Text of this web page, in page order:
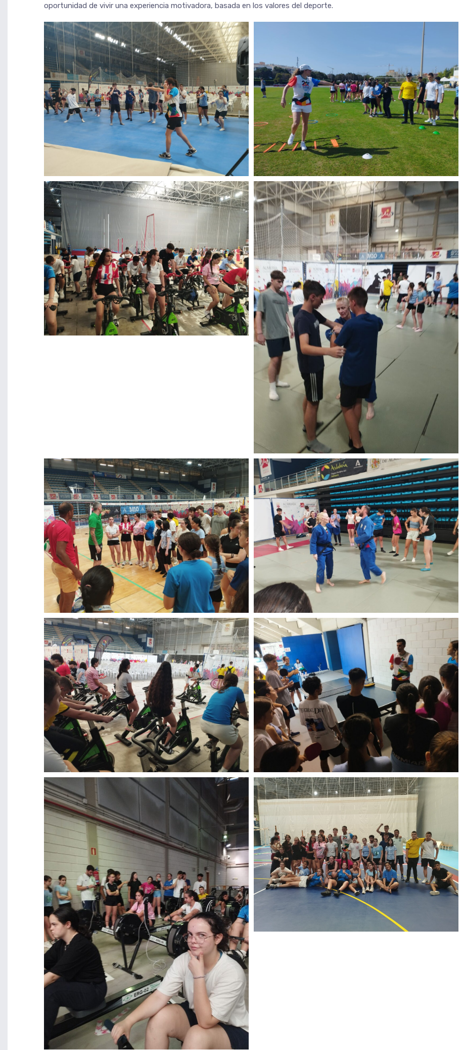
oportunidad de vivir una experiencia motivadora, basada en los valores del deporte.